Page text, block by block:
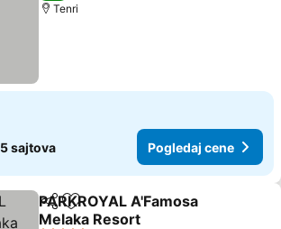
Tenri
5 sajtova Pogledaj cene
Deli Dodati u favorite
PARKROYAL A'Famosa
Melaka Resort